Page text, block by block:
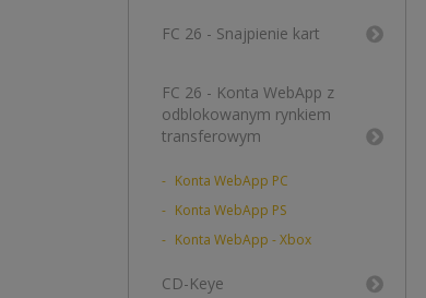
FC 26 - Snajpienie kart
FC 26 - Konta WebApp z
odblokowanym rynkiem
transferowym
Konta WebApp PC
Konta WebApp PS
Konta WebApp - Xbox
CD-Keye